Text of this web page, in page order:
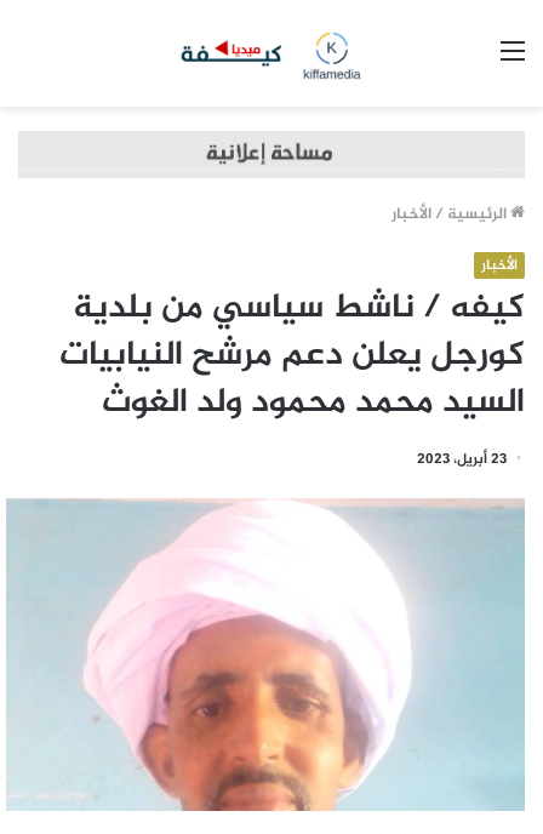
الرئيسية /الأخبار
الأخبار
كيفه / ناشط سياسي من بلدية
كورجل يعلن دعم مرشح النيابيات
السيد محمد محمود ولد الغوث
23 أبريل، 2023